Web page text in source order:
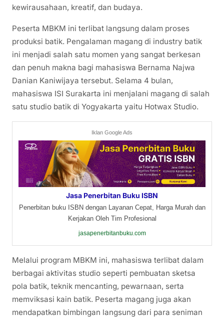
kewirausahaan, kreatif, dan budaya.
Peserta MBKM ini terlibat langsung dalam proses
produksi batik. Pengalaman magang di industry batik
ini menjadi salah satu momen yang sangat berkesan
dan penuh makna bagi mahasiswa Bernama Najwa
Danian Kaniwijaya tersebut. Selama 4 bulan,
mahasiswa ISI Surakarta ini menjalani magang di salah
satu studio batik di Yogyakarta yaitu Hotwax Studio.
Iklan Google Ads
Jasa Penerbitan Buku ISBN
Penerbitan buku ISBN dengan Layanan Cepat, Harga Murah dan
Kerjakan Oleh Tim Profesional
jasapenerbitanbuku.com
Melalui program MBKM ini, mahasiswa terlibat dalam
berbagai aktivitas studio seperti pembuatan sketsa
pola batik, teknik mencanting, pewarnaan, serta
memviksasi kain batik. Peserta magang juga akan
mendapatkan bimbingan langsung dari para seniman